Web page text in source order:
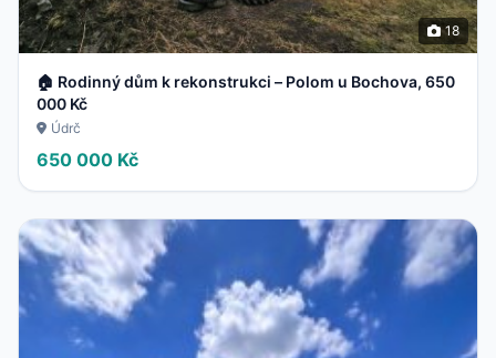
18
🏠 Rodinný dům k rekonstrukci – Polom u Bochova, 650
000 Kč
Údrč
650 000 Kč